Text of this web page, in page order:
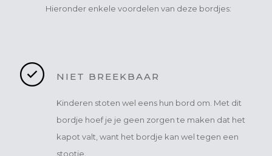
Hieronder enkele voordelen van deze bordjes:
NIET BREEKBAAR
Kinderen stoten wel eens hun bord om. Met dit
bordje hoef je je geen zorgen te maken dat het
kapot valt, want het bordje kan wel tegen een
stootje.